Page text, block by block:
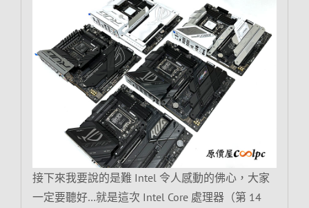
接下來我要說的是難 Intel 令人感動的佛心，大家
一定要聽好…就是這次 Intel Core 處理器（第 14